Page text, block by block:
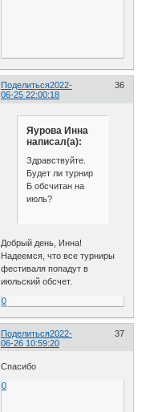
Поделиться 36
2022-
06-25 22:00:18
Яурова Инна
написал(а):
Здравствуйте.
Будет ли турнир
Б обсчитан на
июль?
Добрый день, Инна!
Надеемся, что все турниры
фестиваля попадут в
июльский обсчет.
0
Поделиться 37
2022-
06-26 10:59:20
Спасибо
0